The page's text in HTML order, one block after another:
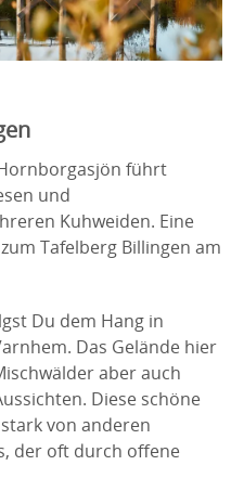
führt
und
Kuhweiden. Eine
Tafelberg Billingen am
Du dem Hang in
Das Gelände hier
aber auch
Diese schöne
von anderen
der oft durch offene